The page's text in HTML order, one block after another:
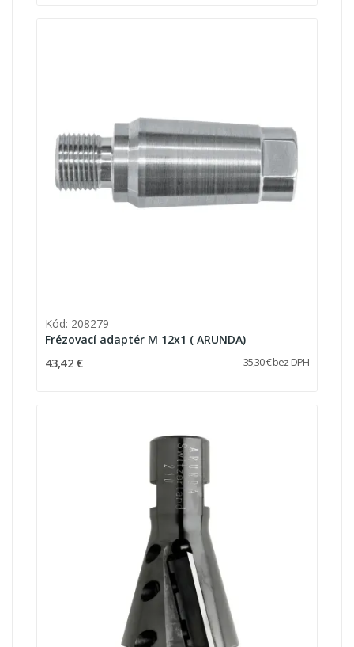
Kód: 208279
Frézovací adaptér M 12x1 ( ARUNDA)
43,42 € 35,30 € bez DPH